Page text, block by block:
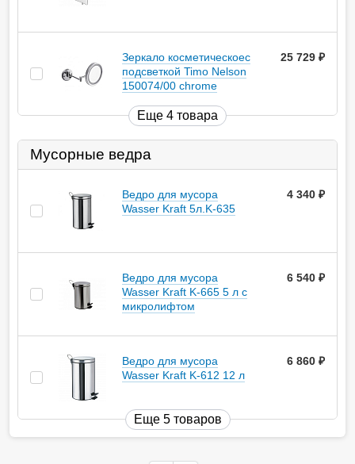
Зеркало косметическоес
подсветкой Timo Nelson
150074/00 chrome
25 729
Еще 4 товара
Мусорные ведра
Ведро для мусора
Wasser Kraft 5л.K-635
4 340
Ведро для мусора
Wasser Kraft K-665 5 л с
микролифтом
6 540
Ведро для мусора
Wasser Kraft K-612 12 л
6 860
Еще 5 товаров